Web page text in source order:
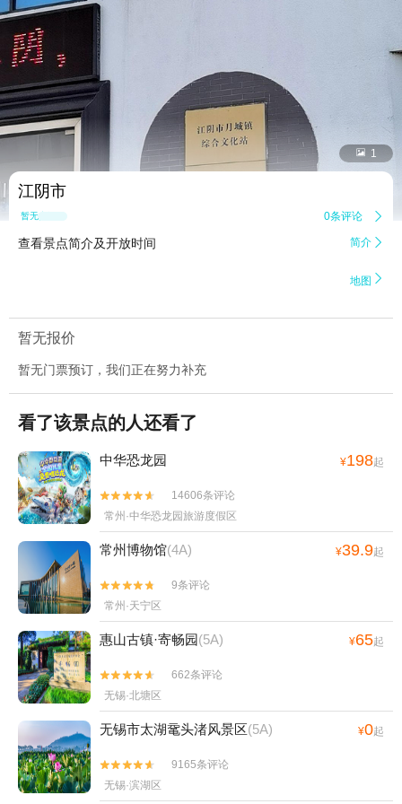
 1
江阴市
暂无点评 0条评论 
查看景点简介及开放时间 简介 
地图 
暂无报价
暂无门票预订，我们正在努力补充
看了该景点的人还看了
中华恐龙园 ¥198起


14606条评论
常州·中华恐龙园旅游度假区
常州博物馆(4A) ¥39.9起


9条评论
常州·天宁区
惠山古镇·寄畅园(5A) ¥65起


662条评论
无锡·北塘区
无锡市太湖鼋头渚风景区(5A) ¥0起


9165条评论
无锡·滨湖区
